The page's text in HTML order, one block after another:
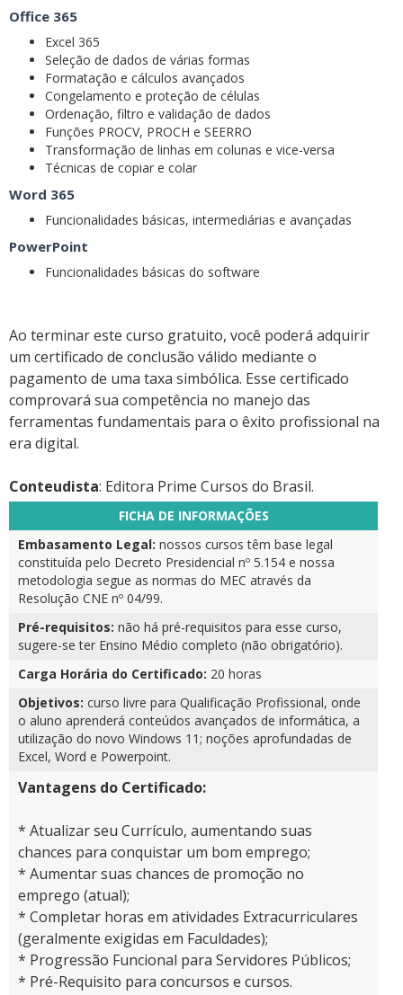
Office 365
Excel 365
Seleção de dados de várias formas
Formatação e cálculos avançados
Congelamento e proteção de células
Ordenação, filtro e validação de dados
Funções PROCV, PROCH e SEERRO
Transformação de linhas em colunas e vice-versa
Técnicas de copiar e colar
Word 365
Funcionalidades básicas, intermediárias e avançadas
PowerPoint
Funcionalidades básicas do software
Ao terminar este curso gratuito, você poderá adquirir
um certificado de conclusão válido mediante o
pagamento de uma taxa simbólica. Esse certificado
comprovará sua competência no manejo das
ferramentas fundamentais para o êxito profissional na
era digital.
Conteudista: Editora Prime Cursos do Brasil.
FICHA DE INFORMAÇÕES
Embasamento Legal: nossos cursos têm base legal
constituída pelo Decreto Presidencial nº 5.154 e nossa
metodologia segue as normas do MEC através da
Resolução CNE nº 04/99.
Pré-requisitos: não há pré-requisitos para esse curso,
sugere-se ter Ensino Médio completo (não obrigatório).
Carga Horária do Certificado: 20 horas
Objetivos: curso livre para Qualificação Profissional, onde
o aluno aprenderá conteúdos avançados de informática, a
utilização do novo Windows 11; noções aprofundadas de
Excel, Word e Powerpoint.
Vantagens do Certificado:
* Atualizar seu Currículo, aumentando suas
chances para conquistar um bom emprego;
* Aumentar suas chances de promoção no
emprego (atual);
* Completar horas em atividades Extracurriculares
(geralmente exigidas em Faculdades);
* Progressão Funcional para Servidores Públicos;
* Pré-Requisito para concursos e cursos.